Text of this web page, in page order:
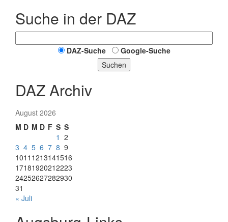
Suche in der DAZ
DAZ-Suche
Google-Suche
Suchen
DAZ Archiv
August 2026
M D M D F S S
1 2
3 4 5 6 7 8 9
1011 1213141516
17181920212223
24252627282930
31
« Juli